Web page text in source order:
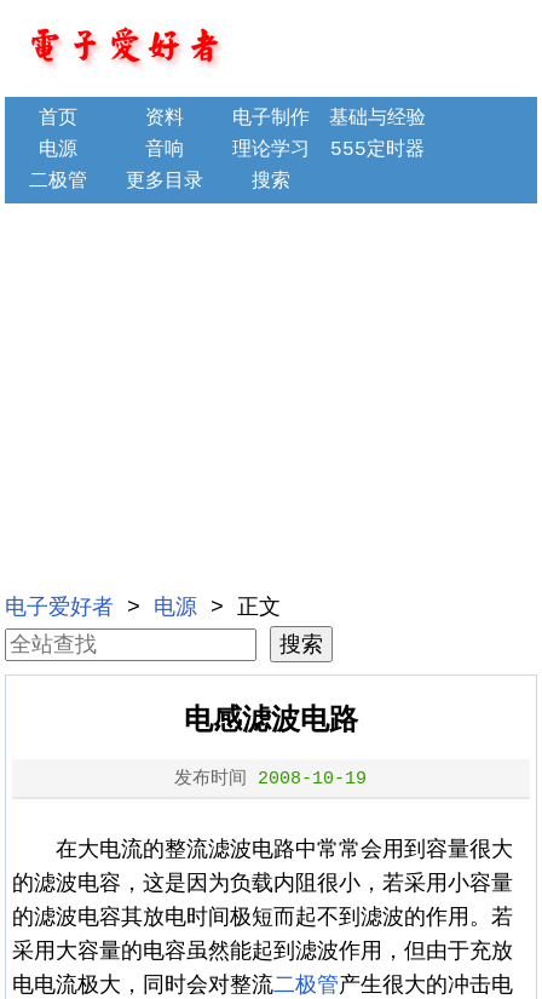
首页 资料 电子制作
基础与经验
电源
音响 理论学习
555定时器
二极管
更多目录 搜索
电子爱好者 > 电源 > 正文
电感滤波电路
发布时间 2008-10-19
在大电流的整流滤波电路中常常会用到容量很大
的滤波电容，这是因为负载内阻很小，若采用小容量
的滤波电容其放电时间极短而起不到滤波的作用。若
采用大容量的电容虽然能起到滤波作用，但由于充放
电电流极大，同时会对整流二极管产生很大的冲击电